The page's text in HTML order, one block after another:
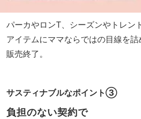
パーカやロンT、シーズンやトレン
アイテムにママならではの目線を
販売終了。
サスティナブルなポイント③
負担のない契約で